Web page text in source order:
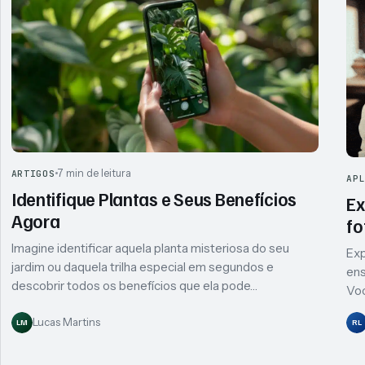
ARTIGOS 7 min de leitura
Identifique Plantas e Seus Benefícios
Agora
Imagine identificar aquela planta misteriosa do seu
jardim ou daquela trilha especial em segundos e
descobrir todos os benefícios que ela pode…
LM Lucas Martins RL